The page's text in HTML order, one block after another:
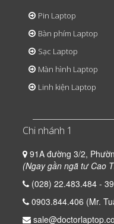
Pin Laptop
Bàn phím Laptop
Sạc Laptop
Màn hình Laptop
Linh kiện Laptop
Chi nhánh 1
91A đường 3/2,
(Ngay gần ngã tư Cao
(028) 22.483.484 -
0903.844.406 (Mr.